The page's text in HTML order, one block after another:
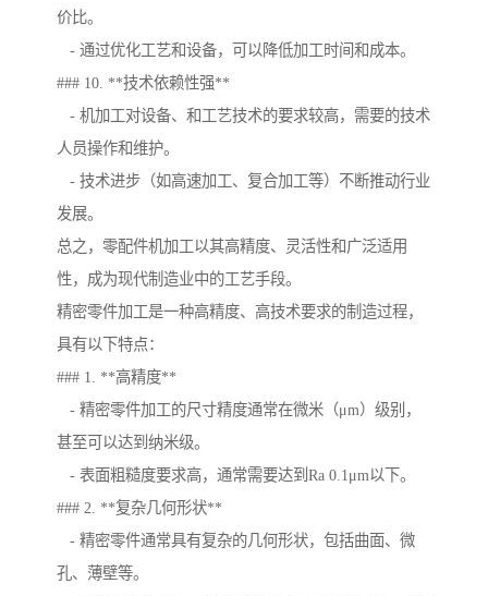
价比。
- 通过优化工艺和设备，可以降低加工时间和成本。
### 10. **技术依赖性强**
- 机加工对设备、和工艺技术的要求较高，需要的技术
人员操作和维护。
- 技术进步（如高速加工、复合加工等）不断推动行业
发展。
总之，零配件机加工以其高精度、灵活性和广泛适用
性，成为现代制造业中的工艺手段。
精密零件加工是一种高精度、高技术要求的制造过程，
具有以下特点：
### 1. **高精度**
- 精密零件加工的尺寸精度通常在微米（μm）级别，
甚至可以达到纳米级。
- 表面粗糙度要求高，通常需要达到Ra 0.1μm以下。
### 2. **复杂几何形状**
- 精密零件通常具有复杂的几何形状，包括曲面、微
孔、薄壁等。